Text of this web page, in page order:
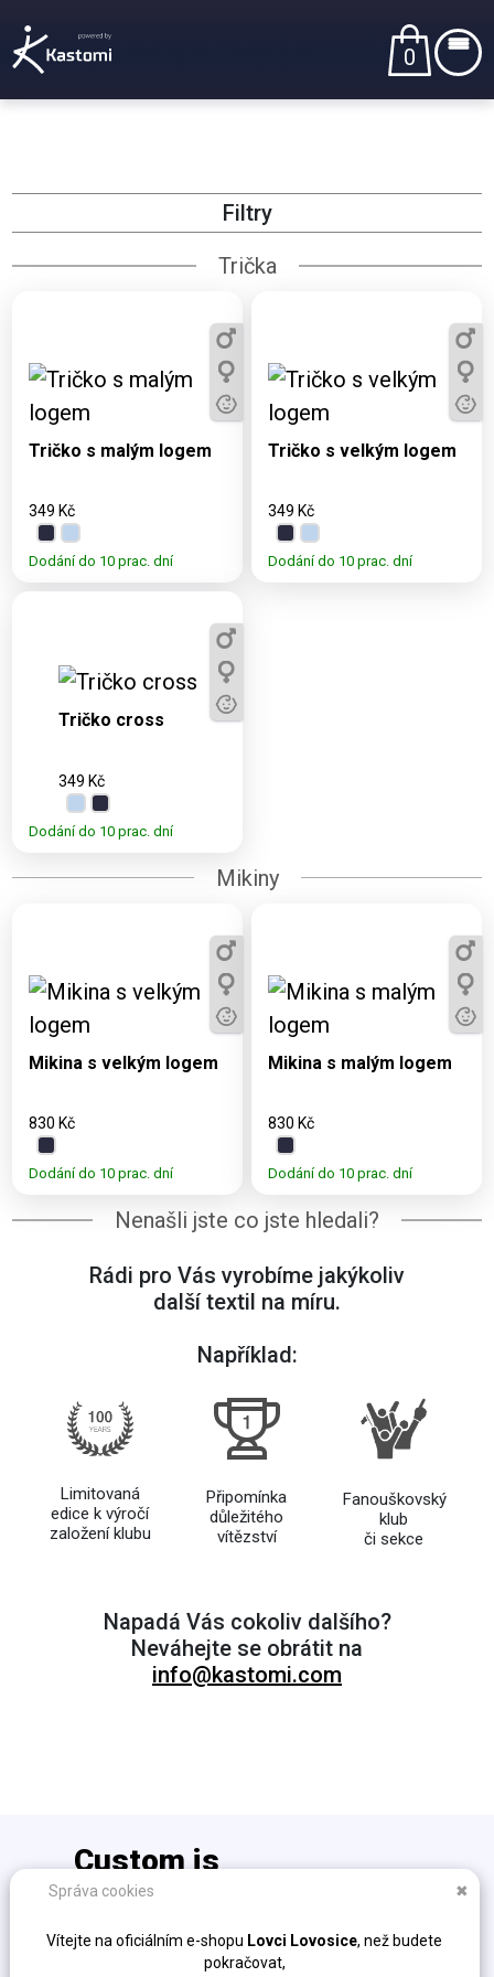
0
Filtry
Trička
Dostupné varianty:
3, 5, 7, 9, 11, S, M, L,
XL, XXL, 3XL
Tričko s malým logem
349 Kč
Dodání do 10 prac. dní
Dostupné varianty:
3, 5, 7, 9, 11, S, M, L,
XL, XXL, 3XL
Tričko s velkým logem
349 Kč
Dodání do 10 prac. dní
3, 5, 7, 9, 11,
S, M, L, XL,
Tričko cross
349 Kč
Dodání do 10 prac. dní
Mikiny
Dostupné varianty:
3, 5, 7, 9, 11, S, M, L,
XL, XXL, 3XL
Mikina s velkým logem
830 Kč
Dodání do 10 prac. dní
Dostupné varianty:
3, 5, 7, 9, 11, S, M, L,
XL, XXL, 3XL
Mikina s malým logem
830 Kč
Dodání do 10 prac. dní
Nenašli jste co jste hledali?
Rádi pro Vás vyrobíme jakýkoliv
další textil na míru.
Například:
Limitovaná
edice k výročí
založení klubu
Připomínka
důležitého
vítězství
Fanouškovský
klub
či sekce
Napadá Vás cokoliv dalšího?
Neváhejte se obrátit na
info@kastomi.com
Custom is
the new cool!
info@kastomi.com
Ochrana osobních údajů (GDPR)
Správa cookies ✖
Vítejte na oficiálním e-shopu Lovci Lovosice, než budete
pokračovat,